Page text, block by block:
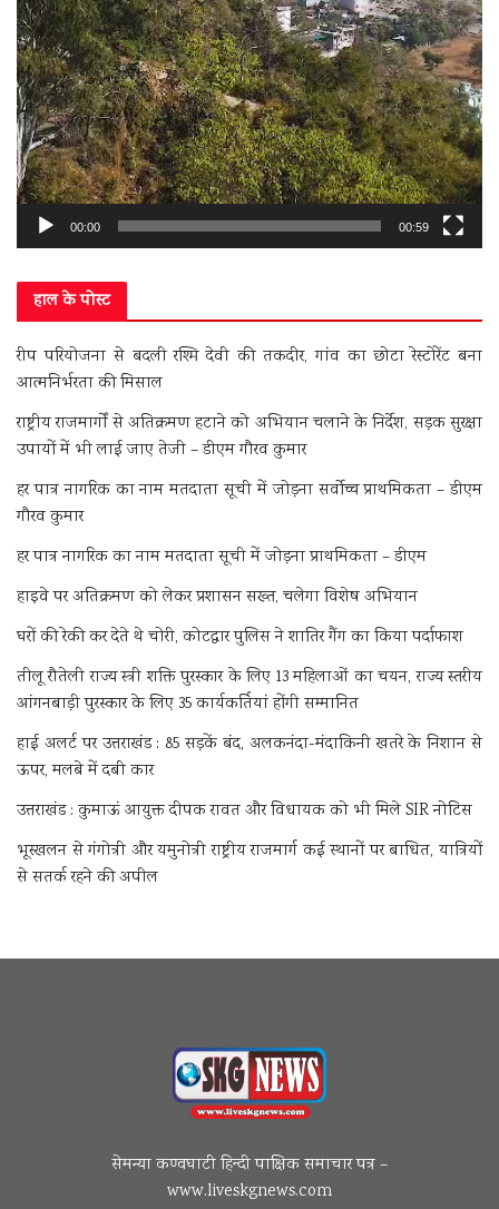
00:00 00:59
हाल के पोस्ट
रीप परियोजना से बदली रश्मि देवी की तकदीर, गांव का छोटा रेस्टोरेंट बना
आत्मनिर्भरता की मिसाल
राष्ट्रीय राजमार्गों से अतिक्रमण हटाने को अभियान चलाने के निर्देश, सड़क सुरक्षा
उपायों में भी लाई जाए तेजी – डीएम गौरव कुमार
हर पात्र नागरिक का नाम मतदाता सूची में जोड़ना सर्वोच्च प्राथमिकता – डीएम
गौरव कुमार
हर पात्र नागरिक का नाम मतदाता सूची में जोड़ना प्राथमिकता – डीएम
हाइवे पर अतिक्रमण को लेकर प्रशासन सख्त, चलेगा विशेष अभियान
घरों की रेकी कर देते थे चोरी, कोटद्वार पुलिस ने शातिर गैंग का किया पर्दाफाश
तीलू रौतेली राज्य स्त्री शक्ति पुरस्कार के लिए 13 महिलाओं का चयन, राज्य स्तरीय
आंगनबाड़ी पुरस्कार के लिए 35 कार्यकर्तियां होंगी सम्मानित
हाई अलर्ट पर उत्तराखंड : 85 सड़कें बंद, अलकनंदा-मंदाकिनी खतरे के निशान से
ऊपर, मलबे में दबी कार
उत्तराखंड : कुमाऊं आयुक्त दीपक रावत और विधायक को भी मिले SIR नोटिस
भूस्खलन से गंगोत्री और यमुनोत्री राष्ट्रीय राजमार्ग कई स्थानों पर बाधित, यात्रियों
से सतर्क रहने की अपील
सेमन्या कण्वघाटी हिन्दी पाक्षिक समाचार पत्र –
www.liveskgnews.com